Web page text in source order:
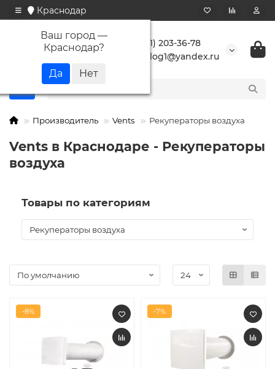
Краснодар
Ваш город —
Краснодар?
+7 (861) 203-36-78
buranlog1@yandex.ru
Производитель Vents Рекуператоры воздуха
Vents в Краснодаре - Рекуператоры
воздуха
Товары по категориям
-8% -7%